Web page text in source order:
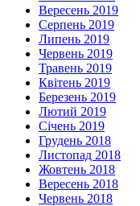
Вересень 2019
Серпень 2019
Липень 2019
Червень 2019
Травень 2019
Квітень 2019
Березень 2019
Лютий 2019
Січень 2019
Грудень 2018
Листопад 2018
Жовтень 2018
Вересень 2018
Червень 2018